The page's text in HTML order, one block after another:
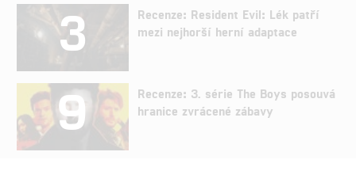
3
Recenze: Resident Evil: Lék patří
mezi nejhorší herní adaptace
9
Recenze: 3. série The Boys posouvá
hranice zvrácené zábavy